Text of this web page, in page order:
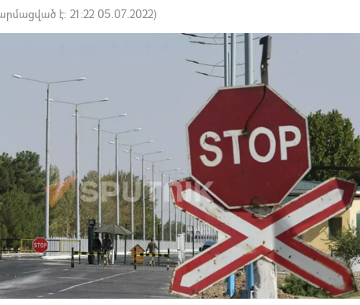
է: 21:22 05.07.2022)